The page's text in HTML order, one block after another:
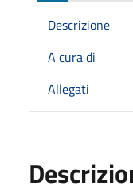
Descrizione
A cura di
Allegati